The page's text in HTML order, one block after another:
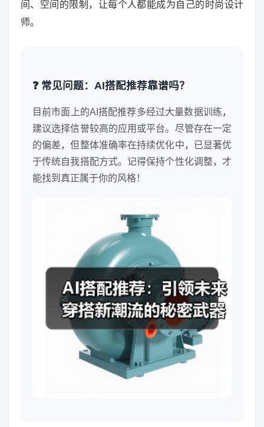
间、空间的限制，让每个人都能成为自己的时尚设计
师。
❓ 常见问题：AI搭配推荐靠谱吗？
目前市面上的AI搭配推荐多经过大量数据训练，
建议选择信誉较高的应用或平台。尽管存在一定
的偏差，但整体准确率在持续优化中，已显著优
于传统自我搭配方式。记得保持个性化调整，才
能找到真正属于你的风格！